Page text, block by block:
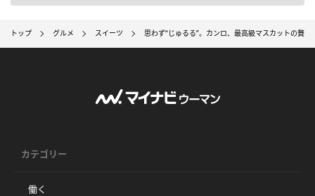
トップ グルメ スイーツ 思わず“じゅるる”。カンロ、最高級マスカットの贅
カテゴリー
働く